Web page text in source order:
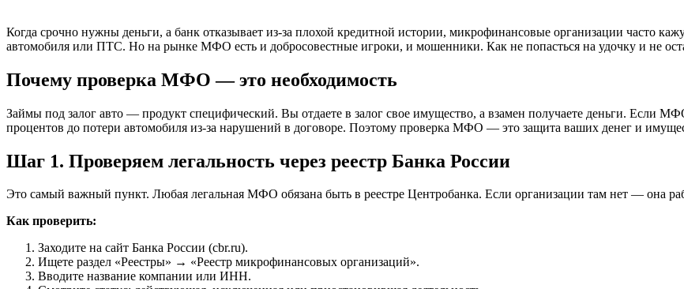
Когда срочно нужны деньги, а банк отказывает из-за плохой кредитной истории, микрофинансовые организации часто
автомобиля или ПТС. Но на рынке МФО есть и добросовестные игроки, и мошенники. Как не попасться на удочку и не
Почему проверка МФО — это необходимость
Займы под залог авто — продукт специфический. Вы отдаете в залог свое имущество, а взамен получаете деньги. Если
процентов до потери автомобиля из-за нарушений в договоре. Поэтому проверка МФО — это защита ваших денег и
Шаг 1. Проверяем легальность через реестр Банка России
Это самый важный пункт. Любая легальная МФО обязана быть в реестре Центробанка. Если организации там нет — она
Как проверить:
Заходите на сайт Банка России (cbr.ru).
Ищете раздел «Реестры» → «Реестр микрофинансовых организаций».
Вводите название компании или ИНН.